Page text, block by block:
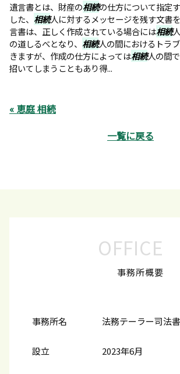
遺言書とは、財産の相続の仕方について指定
した、 相続人に対するメッセージを残す文書
言書は、正しく作成されている場合には相続
の道しるべとなり、 相続人の間におけるトラ
きますが、作成の仕方によっては相続人の間
招いてしまうこともあり得...
« 恵庭 相続
一覧に戻る
OFFICE
事務所概要
事務所名 法務テーラー司法
設立 2023年6月